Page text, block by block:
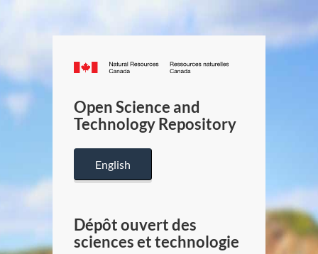
Canada.ca
/
Canada
Open Science and
Technology Repository
English
Dépôt ouvert des
sciences et technologie